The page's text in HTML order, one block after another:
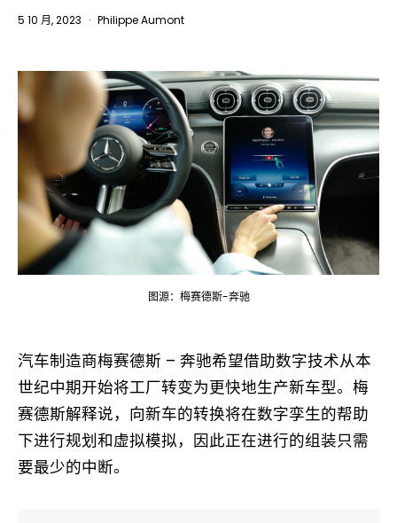
5 10 月, 2023 Philippe Aumont
图源：梅赛德斯-奔驰
汽车制造商梅赛德斯 – 奔驰希望借助数字技术从本
世纪中期开始将工厂转变为更快地生产新车型。梅
赛德斯解释说，向新车的转换将在数字孪生的帮助
下进行规划和虚拟模拟，因此正在进行的组装只需
要最少的中断。